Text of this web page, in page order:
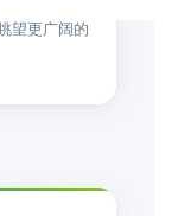
望更广阔的